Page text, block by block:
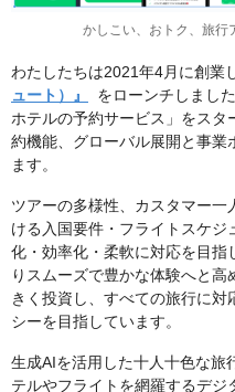
かしこい、おトク、旅行
わたしたちは2021年4月に創業
ュート）』
をローンチしまし
ホテルの予約サービス」をス
約機能、グローバル展開と事
ます。
ツアーの多様性、カスタマー
ける入国要件・フライトスケ
化・効率化・柔軟に対応を目指
りスムーズで豊かな体験へと
きく投資し、すべての旅行に
シーを目指しています。
生成AIを活用した十人十色な旅
テルやフライトを網羅するデ